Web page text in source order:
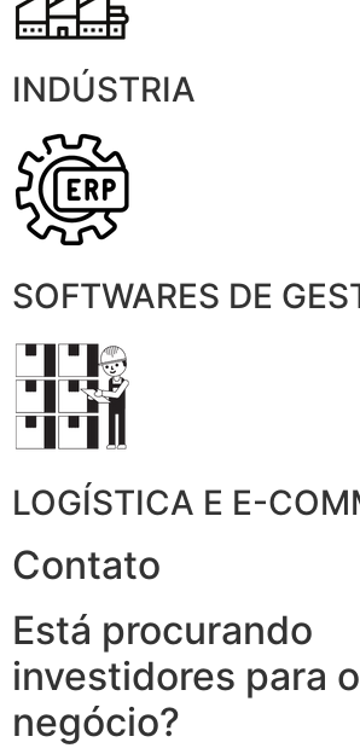
INDÚSTRIA
SOFTWARES DE
LOGÍSTICA E E-
Contato
Está procurando
investidores para
negócio?